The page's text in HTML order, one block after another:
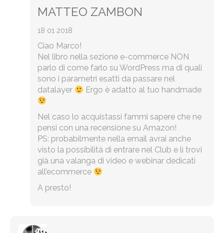
MATTEO ZAMBON
18 01 2018
Ciao Marco!
Nel libro nella sezione e-commerce NON
parlo di come farlo su WordPress ma di quali
sono i parametri esatti da passare nel
datalayer
Ergo è adatto al tuo handmade
Nel caso lo acquistassi fammi sapere che ne
pensi con una recensione su Amazon!
PS: probabilmente nella email avrai anche
visto la possibilità di entrare nel Club e lì trovi
già una valanga di video e webinar dedicati
all’ecommerce
A presto!